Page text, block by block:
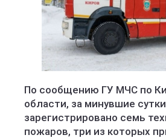
По сообщению ГУ МЧС по
области, за минувшие
зарегистрировано семь
пожаров, три из которых